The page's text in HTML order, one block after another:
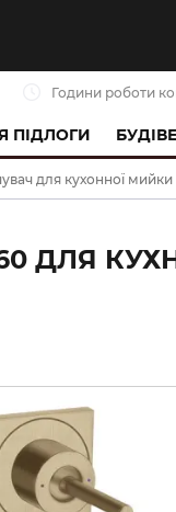
Години роботи
ПІДЛОГИ
для кухонної мийки
ДЛЯ